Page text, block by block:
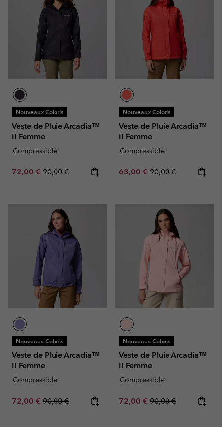
Nouveaux Coloris
Veste de Pluie Arcadia™
II Femme
Compressible
Sale price:
72,00 € Regular price:
90,00 €
Nouveaux Coloris
Veste de Pluie Arcadia™
II Femme
Compressible
Sale price:
63,00 € Regular price:
90,00 €
Nouveaux Coloris
Veste de Pluie Arcadia™
II Femme
Compressible
Sale price:
72,00 € Regular price:
90,00 €
Nouveaux Coloris
Veste de Pluie Arcadia™
II Femme
Compressible
Sale price:
72,00 € Regular price:
90,00 €